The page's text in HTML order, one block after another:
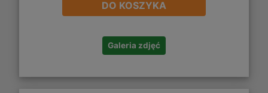
DO KOSZYKA
Galeria zdjęć